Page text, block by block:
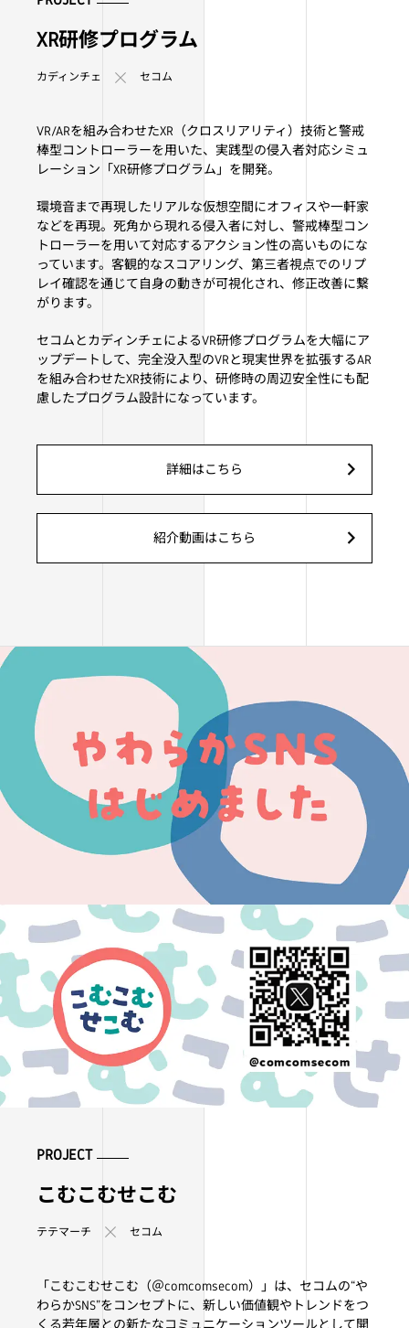
XR研修プログラム
カディンチェ セコム
VR/ARを組み合わせたXR（クロスリアリティ）技術と警戒
棒型コントローラーを用いた、実践型の侵入者対応シミュ
レーション「XR研修プログラム」を開発。
環境音まで再現したリアルな仮想空間にオフィスや一軒家
などを再現。死角から現れる侵入者に対し、警戒棒型コン
トローラーを用いて対応するアクション性の高いものにな
っています。客観的なスコアリング、第三者視点でのリプ
レイ確認を通じて自身の動きが可視化され、修正改善に繋
がります。
セコムとカディンチェによるVR研修プログラムを大幅にア
ップデートして、完全没入型のVRと現実世界を拡張するAR
を組み合わせたXR技術により、研修時の周辺安全性にも配
慮したプログラム設計になっています。
詳細はこちら
紹介動画はこちら
PROJECT
こむこむせこむ
テテマーチ セコム
「こむこむせこむ（＠comcomsecom）」は、セコムの“や
わらかSNS”をコンセプトに、新しい価値観やトレンドをつ
くる若年層との新たなコミュニケーションツールとして開